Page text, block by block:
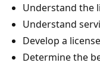
Understand the
Understand
Develop a
Determine the